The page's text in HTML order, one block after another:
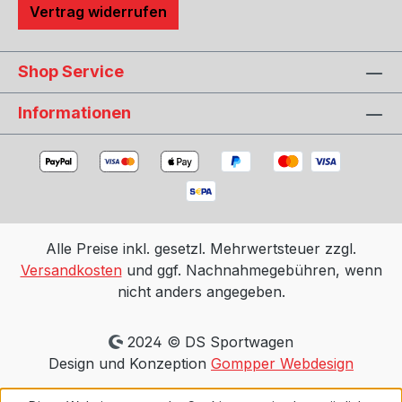
Vertrag widerrufen
Shop Service
Informationen
Alle Preise inkl. gesetzl. Mehrwertsteuer zzgl.
Versandkostenund ggf. Nachnahmegebühren, wenn
nicht anders angegeben.
2024 © DS Sportwagen
Design und Konzeption Gompper Webdesign